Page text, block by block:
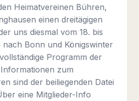
Heimatvereinen Bühren,
einen dreitägigen
uns diesmal vom 18. bis
nach Bonn und Königswinter
Programm der
zum
sind der beiliegenden Datei
eine Mitglieder-Info